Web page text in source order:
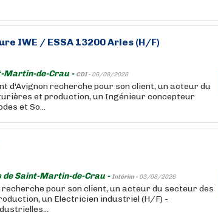
IWE / ESSA 13200 Arles (H/F)
Martin-de-Crau - CDI - 06/08/2026
d'Avignon recherche pour son client, un acteur du
et production, un Ingénieur concepteur
et So...
de Saint-Martin-de-Crau -Intérim - 03/08/2026
recherche pour son client, un acteur du secteur des
un Electricien industriel (H/F) -